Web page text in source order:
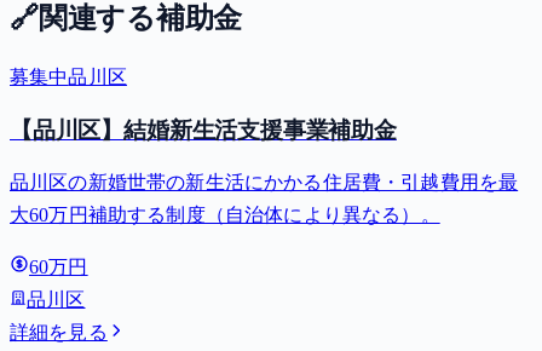
🔗関連する補助金
募集中品川区
【品川区】結婚新生活支援事業補助金
品川区の新婚世帯の新生活にかかる住居費・引越費用を最
大60万円補助する制度（自治体により異なる）。
60万円
品川区
詳細を見る